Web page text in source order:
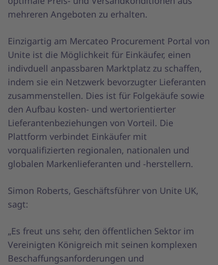
mehreren Angeboten zu erhalten.
Einzigartig am Mercateo Procurement Portal von
Unite ist die Möglichkeit für Einkäufer, einen
indivduell anpassbaren Marktplatz zu schaffen,
indem sie ein Netzwerk bevorzugter Lieferanten
zusammenstellen. Dies ist für Folgekäufe sowie
den Aufbau kosten- und wertorientierter
Lieferantenbeziehungen von Vorteil. Die
Plattform verbindet Einkäufer mit
vorqualifizierten regionalen, nationalen und
globalen Markenlieferanten und -herstellern.
Simon Roberts, Geschäftsführer von Unite UK,
sagt:
„Es freut uns sehr, den öffentlichen Sektor im
Vereinigten Königreich mit seinen komplexen
Beschaffungsanforderungen und